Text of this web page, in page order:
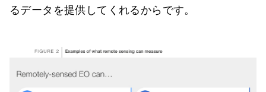
るデータを提供してくれるからです。